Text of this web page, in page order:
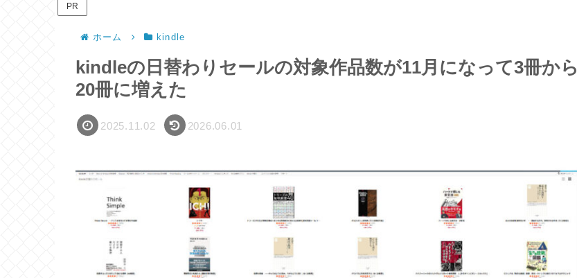
PR
ホーム kindle
kindleの日替わりセールの対象作品数が11月になって3冊から
20冊に増えた
2025.11.02 2026.06.01